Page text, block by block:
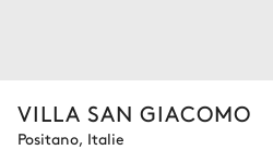
VILLA SAN GIACOMO
Positano, Italie